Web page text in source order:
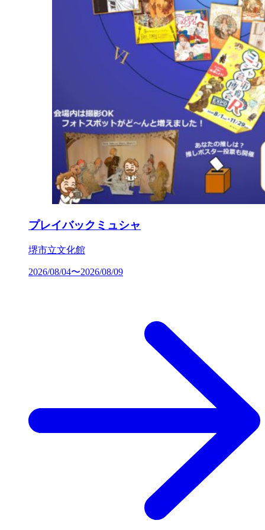
プレイバックミュシャ
堺市立文化館
2026/08/04〜2026/08/09